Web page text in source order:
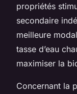
propriétés
secondaire
meilleure
tasse d’eau
maximiser la
Concernant la